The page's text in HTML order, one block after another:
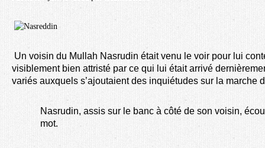
Un voisin du Mullah Nasrudin était venu le voir pour lui
visiblement bien attristé par ce qui lui était arrivé
variés auxquels s’ajoutaient des inquiétudes sur la marche
Nasrudin, assis sur le banc à côté de son voisin,
mot.